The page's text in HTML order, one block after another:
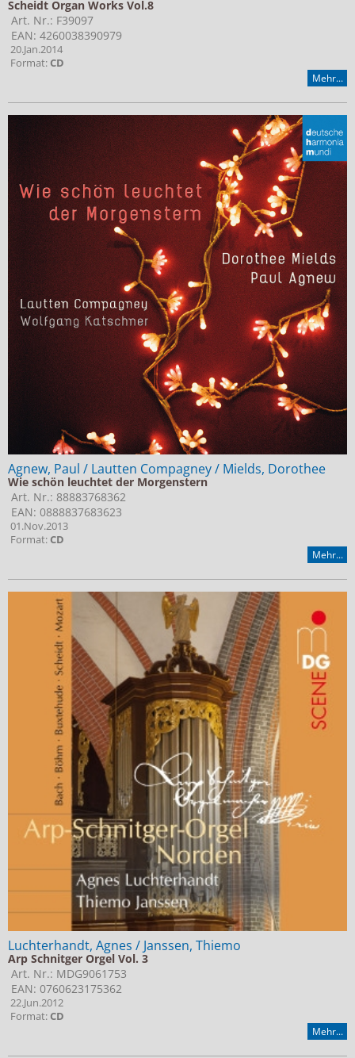
Scheidt Organ Works Vol.8
Art. Nr.: F39097
EAN: 4260038390979
20.Jan.2014
Format:CD
Mehr...
Agnew, Paul / Lautten Compagney / Mields, Dorothee
Wie schön leuchtet der Morgenstern
Art. Nr.: 88883768362
EAN: 0888837683623
01.Nov.2013
Format:CD
Mehr...
Luchterhandt, Agnes / Janssen, Thiemo
Arp Schnitger Orgel Vol. 3
Art. Nr.: MDG9061753
EAN: 0760623175362
22.Jun.2012
Format:CD
Mehr...